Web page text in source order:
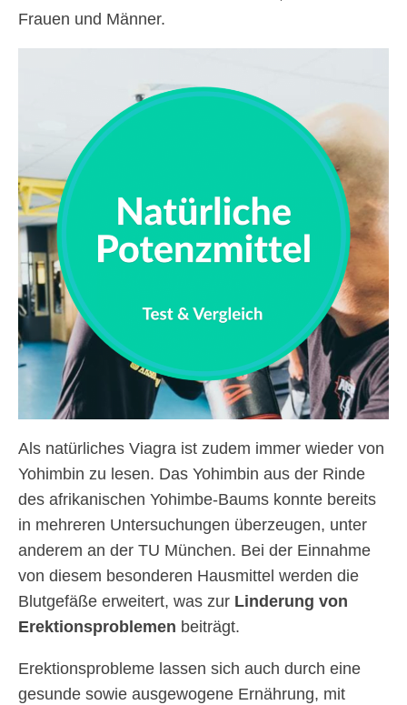
Frauen und Männer.
Als natürliches Viagra ist zudem immer wieder von
Yohimbin zu lesen. Das Yohimbin aus der Rinde
des afrikanischen Yohimbe-Baums konnte bereits
in mehreren Untersuchungen überzeugen, unter
anderem an der TU München. Bei der Einnahme
von diesem besonderen Hausmittel werden die
Blutgefäße erweitert, was zur Linderung von
Erektionsproblemen beiträgt.
Erektionsprobleme lassen sich auch durch eine
gesunde sowie ausgewogene Ernährung, mit